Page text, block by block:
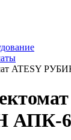
ATESY